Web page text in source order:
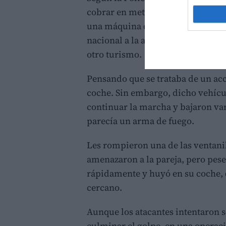
cobrar en metálico en Crevillent
una máquina de fabricación de
nacional a la altura de Elche su
otro turismo.
Pensando que se trataba de un
coche. Sin embargo, dicho
continuar la marcha y bajaron
parecía un arma de fuego.
Les rompieron una de las
amenazaron a la pareja, pero
rápidamente y huyó en su
cercano.
Aunque los atacantes